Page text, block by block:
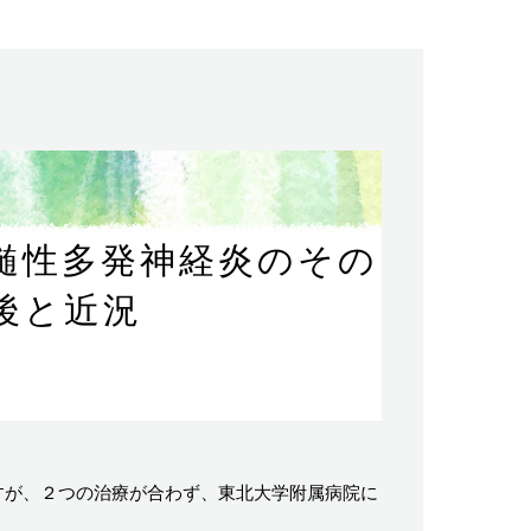
性多発神経炎のその
と近況
、２つの治療が合わず、東北大学附属病院に